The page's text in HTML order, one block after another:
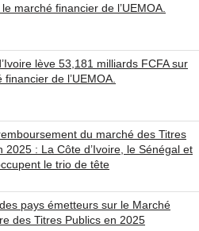
marché financier de l’UEMOA.
lève 53,181 milliards FCFA sur
financier de l’UEMOA.
du marché des Titres
2025 : La Côte d’Ivoire, le Sénégal et
le trio de tête
pays émetteurs sur le Marché
des Titres Publics en 2025